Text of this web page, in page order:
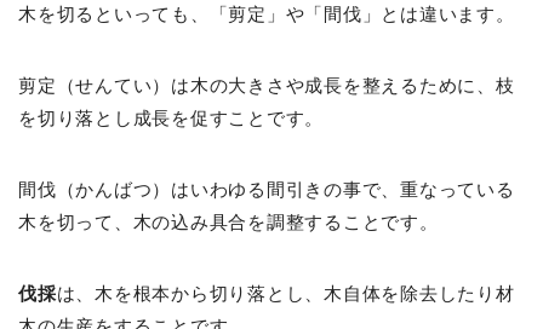
木を切るといっても、「剪定」や「間伐」とは違います。
剪定（せんてい）は木の大きさや成長を整えるために、枝
を切り落とし成長を促すことです。
間伐（かんばつ）はいわゆる間引きの事で、重なっている
木を切って、木の込み具合を調整することです。
伐採は、木を根本から切り落とし、木自体を除去したり材